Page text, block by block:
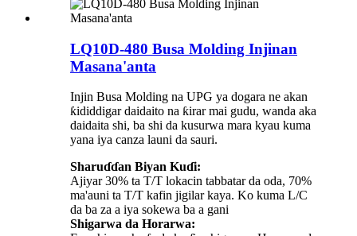
LQ10D-480 Busa Molding Injinan
Masana'anta
Injin Busa Molding na UPG ya dogara ne akan
ƙididdigar daidaito na ƙirar mai gudu, wanda aka
daidaita shi, ba shi da kusurwa mara kyau kuma
yana iya canza launi da sauri.
Sharuɗɗan Biyan Kuɗi:
Ajiyar 30% ta T/T lokacin tabbatar da oda, 70%
ma'auni ta T/T kafin jigilar kaya. Ko kuma L/C
da ba za a iya sokewa ba a gani
Shigarwa da Horarwa: